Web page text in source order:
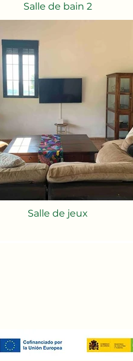
Salle de bain 2
Salle de jeux